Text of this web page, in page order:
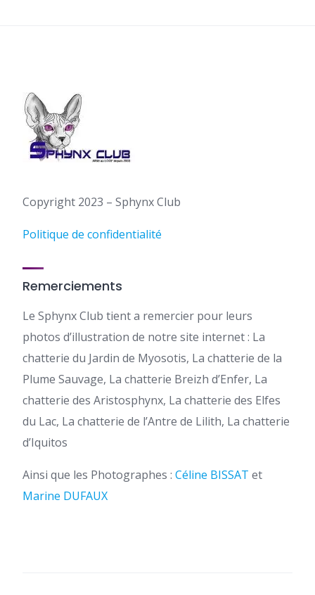
Copyright 2023 – Sphynx Club
Politique de confidentialité
Remerciements
Le Sphynx Club tient a remercier pour leurs
photos d’illustration de notre site internet : La
chatterie du Jardin de Myosotis, La chatterie de la
Plume Sauvage, La chatterie Breizh d’Enfer, La
chatterie des Aristosphynx, La chatterie des Elfes
du Lac, La chatterie de l’Antre de Lilith, La chatterie
d’Iquitos
Ainsi que les Photographes : Céline BISSAT et
Marine DUFAUX